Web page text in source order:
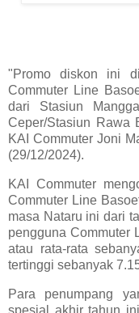
"Promo diskon ini
Commuter Line
dari Stasiun
Ceper/Stasiun Rawa
KAI Commuter Joni
(29/12/2024).
KAI Commuter
Commuter Line
masa Nataru ini dari
pengguna Commuter
atau rata-rata
tertinggi sebanyak
Para penumpang
spesial akhir tahun